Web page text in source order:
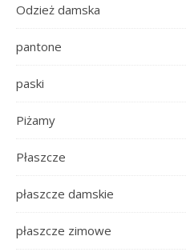
Odzież damska
pantone
paski
Piżamy
Płaszcze
płaszcze damskie
płaszcze zimowe